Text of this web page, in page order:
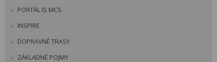
PORTÁL IS MCS
INSPIRE
DOPRAVNÉ TRASY
ZÁKLADNÉ POJMY